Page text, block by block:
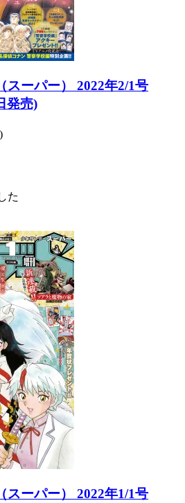
スーパー） 2022年2/1号
発売)
た
スーパー） 2022年1/1号